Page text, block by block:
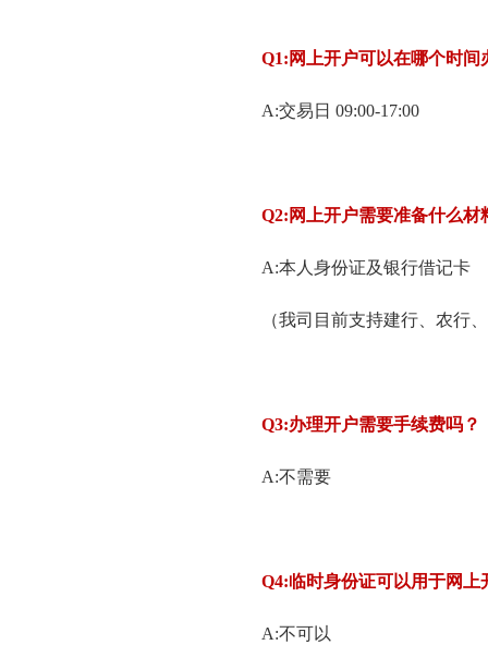
Q1: 网上开户可以在哪个时间
A:交易日 09:00-17:00
Q2: 网上开户需要准备什么材
A:本人身份证及银行借记卡
（我司目前支持建行、农行
Q3:办理开户需要手续费吗？
A:不需要
Q4:临时身份证可以用于网上
A:不可以